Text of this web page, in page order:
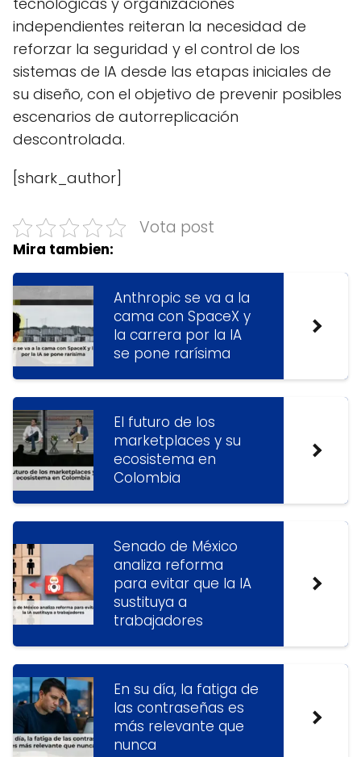
independientes reiteran la necesidad de
reforzar la seguridad y el control de los
sistemas de IA desde las etapas iniciales de
su diseño, con el objetivo de prevenir posibles
escenarios de autorreplicación
descontrolada.
[shark_author]
Vota post
Mira tambien:
Anthropic se va a la
cama con SpaceX y
la carrera por la IA
se pone rarísima
El futuro de los
marketplaces y su
ecosistema en
Colombia
Senado de México
analiza reforma
para evitar que la IA
sustituya a
trabajadores
En su día, la fatiga de
las contraseñas es
más relevante que
nunca